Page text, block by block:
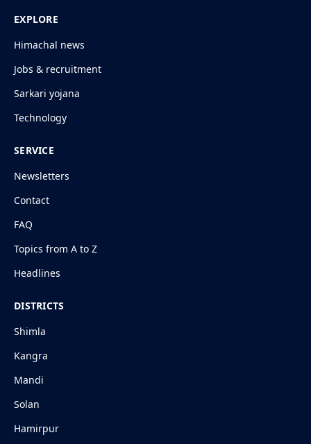
EXPLORE
Himachal news
Jobs & recruitment
Sarkari yojana
Technology
SERVICE
Newsletters
Contact
FAQ
Topics from A to Z
Headlines
DISTRICTS
Shimla
Kangra
Mandi
Solan
Hamirpur